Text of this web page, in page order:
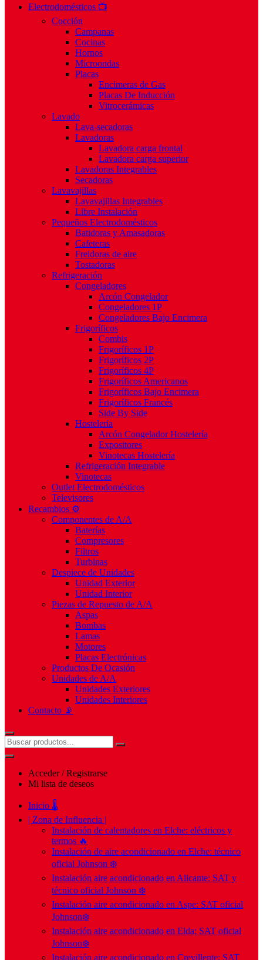
Electrodomésticos 📺
Cocción
Campanas
Cocinas
Hornos
Microondas
Placas
Encimeras de Gas
Placas De Inducción
Vitrocerámicas
Lavado
Lava-secadoras
Lavadoras
Lavadora carga frontal
Lavadora carga superior
Lavadoras Integrables
Secadoras
Lavavajillas
Lavavajillas Integrables
Libre Instalación
Pequeños Electrodomésticos
Batidoras y Amasadoras
Cafeteras
Freidoras de aire
Tostadoras
Refrigeración
Congeladores
Arcón Congelador
Congeladores 1P
Congeladores Bajo Encimera
Frigoríficos
Combis
Frigoríficos 1P
Frigoríficos 2P
Frigoríficos 4P
Frigoríficos Americanos
Frigoríficos Bajo Encimera
Frigoríficos Francés
Side By Side
Hostelería
Arcón Congelador Hostelería
Expositores
Vinotecas Hostelería
Refrigeración Integrable
Vinotecas
Outlet Electrodomésticos
Televisores
Recambios ⚙️
Componentes de A/A
Baterías
Compresores
Filtros
Turbinas
Despiece de Unidades
Unidad Exterior
Unidad Interior
Piezas de Repuesto de A/A
Aspas
Bombas
Lamas
Motores
Placas Electrónicas
Productos De Ocasión
Unidades de A/A
Unidades Exteriores
Unidades Interiores
Contacto 📡
Acceder / Registrarse
Mi lista de deseos
Inicio 🌡️
| Zona de Influencia |
Instalación de calentadores en Elche: eléctricos y
termos 🔥
Instalación de aire acondicionado en Elche: técnico
oficial Johnson ❄️
Instalación aire acondicionado en Alicante: SAT y
técnico oficial Johnson ❄️
Instalación aire acondicionado en Aspe: SAT oficial
Johnson❄️
Instalación aire acondicionado en Elda: SAT oficial
Johnson❄️
Instalación aire acondicionado en Crevillente: SAT